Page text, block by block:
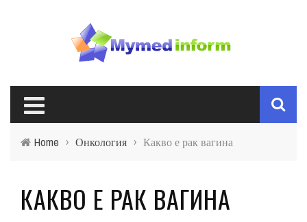
Home › Онкология › Какво е рак вагина
КАКВО Е РАК ВАГИНА